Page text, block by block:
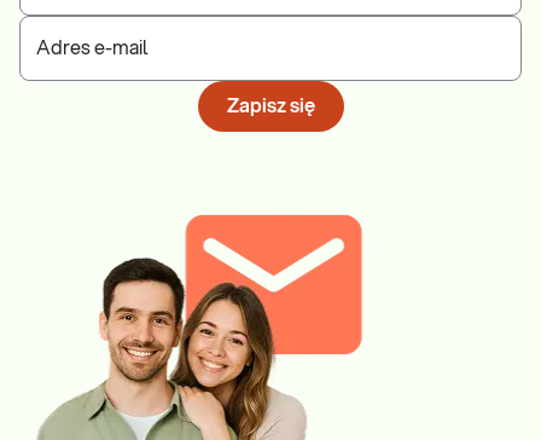
Adres e-mail
Zapisz się